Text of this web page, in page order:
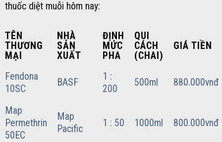
thuốc diệt muỗi hôm nay:
TÊN
THƯƠNG
MẠI
NHÀ
SẢN
XUẤT
ĐỊNH
MỨC
PHA
QUI
CÁCH
(CHAI)
GIÁ TIỀN
Fendona
10SC
BASF
1 :
200
500ml 880.000vnđ
Map
Permethrin
50EC
Map
Pacific
1 : 50 1000ml 800.000vnđ